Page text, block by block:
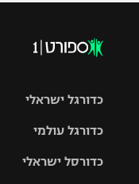
כדורגל ישראלי
כדורגל עולמי
כדורסל ישראלי